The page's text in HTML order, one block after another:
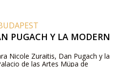
PUGACH Y LA MODERN
Nicole Zuraitis, Dan Pugach y la
de las Artes Müpa de